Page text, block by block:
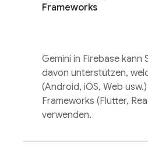
Frameworks
Gemini in Firebase kann
davon unterstützen,
(Android, iOS, Web
Frameworks (Flutter,
verwenden.